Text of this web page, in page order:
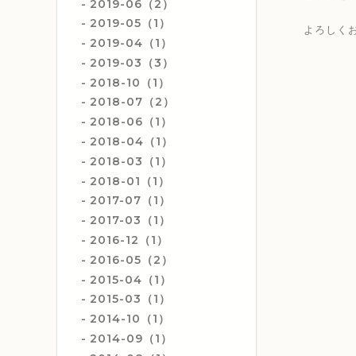
2019-06（2）
2019-05（1）
2019-04（1）
2019-03（3）
2018-10（1）
2018-07（2）
2018-06（1）
2018-04（1）
2018-03（1）
2018-01（1）
2017-07（1）
2017-03（1）
2016-12（1）
2016-05（2）
2015-04（1）
2015-03（1）
2014-10（1）
2014-09（1）
よろしく